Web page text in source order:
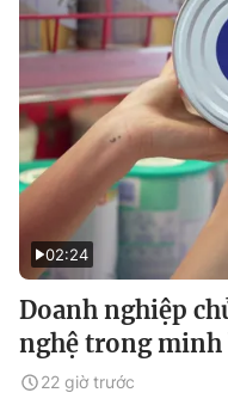
02:24
Doanh nghiệp
nghệ trong minh
22 giờ trước